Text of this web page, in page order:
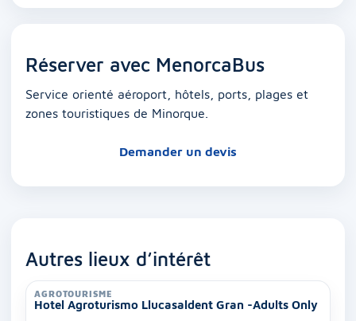
Réserver avec MenorcaBus
Service orienté aéroport, hôtels, ports, plages et
zones touristiques de Minorque.
Demander un devis
Autres lieux d’intérêt
AGROTOURISME
Hotel Agroturismo Llucasaldent Gran -Adults Only